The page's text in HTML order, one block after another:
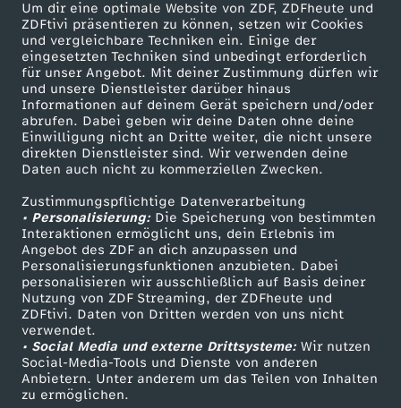
Um dir eine optimale Website von ZDF, ZDFheute und
ZDFtivi präsentieren zu können, setzen wir Cookies
und vergleichbare Techniken ein. Einige der
eingesetzten Techniken sind unbedingt erforderlich
für unser Angebot. Mit deiner Zustimmung dürfen wir
und unsere Dienstleister darüber hinaus
Informationen auf deinem Gerät speichern und/oder
abrufen. Dabei geben wir deine Daten ohne deine
Einwilligung nicht an Dritte weiter, die nicht unsere
direkten Dienstleister sind. Wir verwenden deine
Daten auch nicht zu kommerziellen Zwecken.
Zustimmungspflichtige Datenverarbeitung
• Personalisierung:Die Speicherung von bestimmten
Interaktionen ermöglicht uns, dein Erlebnis im
Angebot des ZDF an dich anzupassen und
Personalisierungsfunktionen anzubieten. Dabei
personalisieren wir ausschließlich auf Basis deiner
Nutzung von ZDF Streaming, der ZDFheute und
ZDFtivi. Daten von Dritten werden von uns nicht
verwendet.
• Social Media und externe Drittsysteme:Wir nutzen
Social-Media-Tools und Dienste von anderen
Anbietern. Unter anderem um das Teilen von Inhalten
zu ermöglichen.
n
e
-
V
e
r
h
a
n
Mehr ZDF
ZDF-Apps
Smart TV
ZDFtext
Livestreams
Sendungen A-Z
TV-Programm
Service
ZDFmitreden
Kontakt zum ZDF
Tickets
Zuschauerservice
Hilfe
ZDF Unternehmen
Karriere